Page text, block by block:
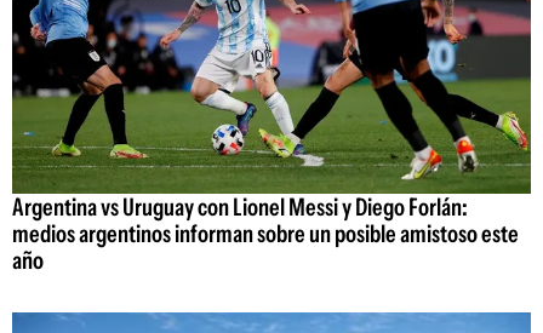
Argentina vs Uruguay con Lionel Messi y Diego Forlán:
medios argentinos informan sobre un posible amistoso este
año